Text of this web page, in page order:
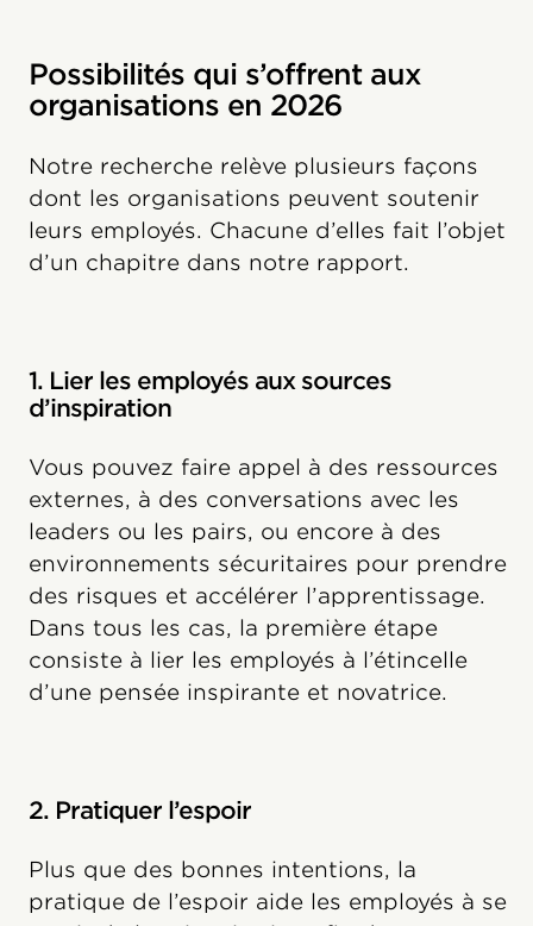
Possibilités qui s’offrent aux
organisations en 2026
Notre recherche relève plusieurs façons
dont les organisations peuvent soutenir
leurs employés. Chacune d’elles fait l’objet
d’un chapitre dans notre rapport.
1. Lier les employés aux sources
d’inspiration
Vous pouvez faire appel à des ressources
externes, à des conversations avec les
leaders ou les pairs, ou encore à des
environnements sécuritaires pour prendre
des risques et accélérer l’apprentissage.
Dans tous les cas, la première étape
consiste à lier les employés à l’étincelle
d’une pensée inspirante et novatrice.
2. Pratiquer l’espoir
Plus que des bonnes intentions, la
pratique de l’espoir aide les employés à se